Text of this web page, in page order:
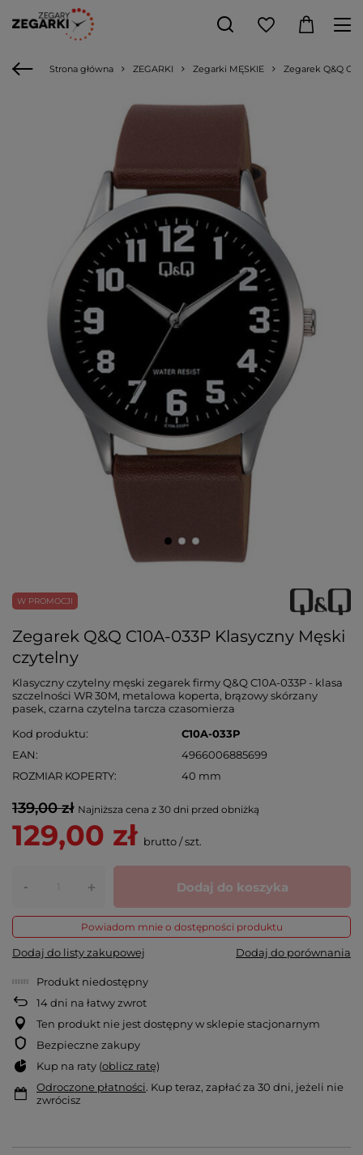
Strona główna ZEGARKI Zegarki MĘSKIE Zegarek Q&Q
W PROMOCJI
Zegarek Q&Q C10A-033P Klasyczny Męski
czytelny
Klasyczny czytelny męski zegarek firmy Q&Q C10A-033P - klasa
szczelności WR 30M, metalowa koperta, brązowy skórzany
pasek, czarna czytelna tarcza czasomierza
Kod produktu
C10A-033P
EAN
4966006885699
ROZMIAR KOPERTY
40 mm
139,00 zł Najniższa cena z 30 dni przed obniżką
129,00 zł brutto/szt.
- + Dodaj do koszyka
Powiadom mnie o dostępności produktu
Dodaj do listy zakupowej Dodaj do porównania
Produkt niedostępny
14dni na łatwy zwrot
Ten produkt nie jest dostępny w sklepie stacjonarnym
Bezpieczne zakupy
Kup na raty (oblicz ratę)
Odroczone płatności. Kup teraz, zapłać za 30 dni, jeżeli nie
zwrócisz